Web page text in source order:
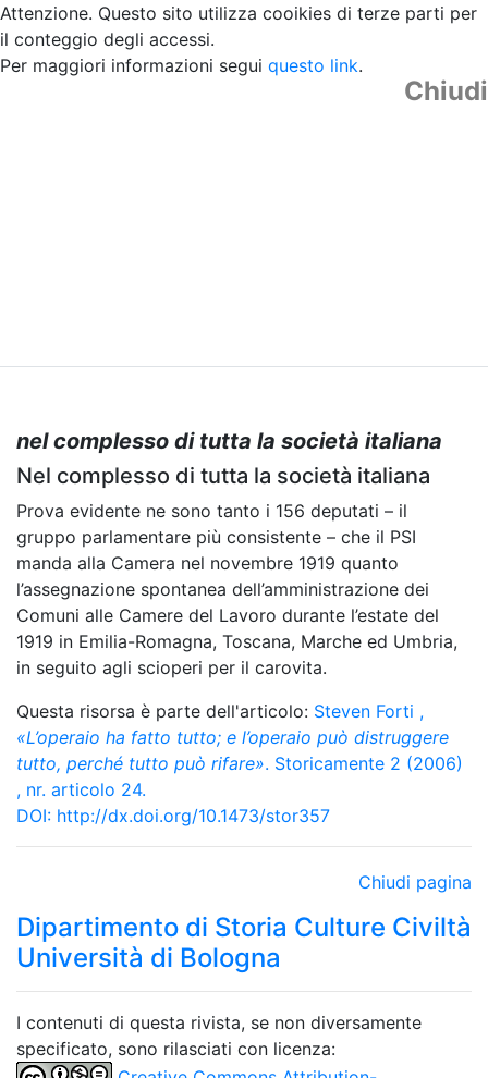
Attenzione. Questo sito utilizza cooikies di terze parti per
il conteggio degli accessi.
Per maggiori informazioni segui questo link.
Chiudi
nel complesso di tutta la società italiana
Nel complesso di tutta la società italiana
Prova evidente ne sono tanto i 156 deputati – il
gruppo parlamentare più consistente – che il PSI
manda alla Camera nel novembre 1919 quanto
l’assegnazione spontanea dell’amministrazione dei
Comuni alle Camere del Lavoro durante l’estate del
1919 in Emilia-Romagna, Toscana, Marche ed Umbria,
in seguito agli scioperi per il carovita.
Questa risorsa è parte dell'articolo: Steven Forti ,
«L’operaio ha fatto tutto; e l’operaio può distruggere
tutto, perché tutto può rifare». Storicamente 2 (2006)
, nr. articolo 24.
DOI: http://dx.doi.org/10.1473/stor357
Chiudi pagina
Dipartimento di Storia Culture Civiltà
Università di Bologna
I contenuti di questa rivista, se non diversamente
specificato, sono rilasciati con licenza: